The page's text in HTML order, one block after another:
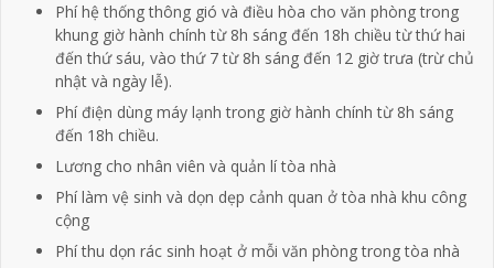
Phí hệ thống thông gió và điều hòa cho văn phòng trong
khung giờ hành chính từ 8h sáng đến 18h chiều từ thứ hai
đến thứ sáu, vào thứ 7 từ 8h sáng đến 12 giờ trưa (trừ chủ
nhật và ngày lễ).
Phí điện dùng máy lạnh trong giờ hành chính từ 8h sáng
đến 18h chiều.
Lương cho nhân viên và quản lí tòa nhà
Phí làm vệ sinh và dọn dẹp cảnh quan ở tòa nhà khu công
cộng
Phí thu dọn rác sinh hoạt ở mỗi văn phòng trong tòa nhà